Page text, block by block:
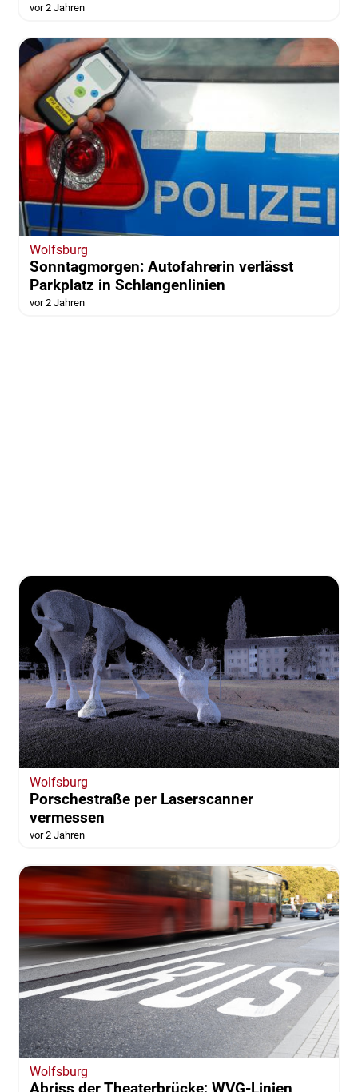
vor 2 Jahren
Wolfsburg
Sonntagmorgen: Autofahrerin verlässt
Parkplatz in Schlangenlinien
vor 2 Jahren
Wolfsburg
Porschestraße per Laserscanner
vermessen
vor 2 Jahren
Wolfsburg